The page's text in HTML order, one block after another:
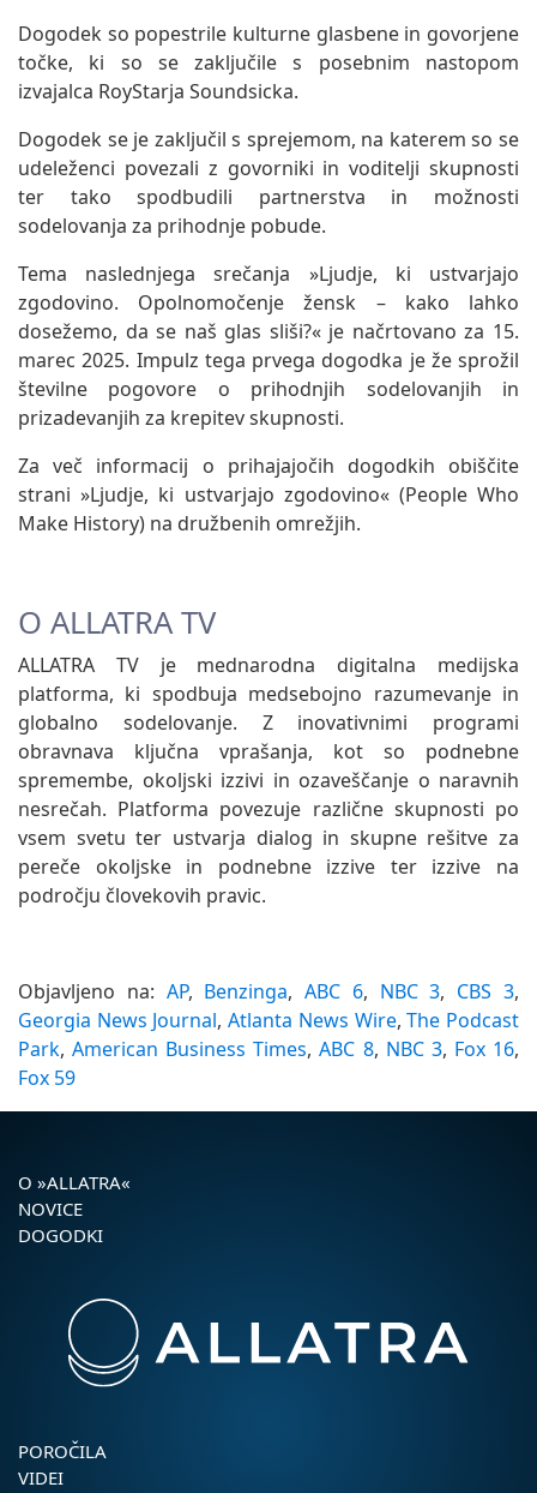
Dogodek so popestrile kulturne glasbene in govorjene
točke, ki so se zaključile s posebnim nastopom
izvajalca RoyStarja Soundsicka.
Dogodek se je zaključil s sprejemom, na katerem so se
udeleženci povezali z govorniki in voditelji skupnosti
ter tako spodbudili partnerstva in možnosti
sodelovanja za prihodnje pobude.
Tema naslednjega srečanja »Ljudje, ki ustvarjajo
zgodovino. Opolnomočenje žensk – kako lahko
dosežemo, da se naš glas sliši?« je načrtovano za 15.
marec 2025. Impulz tega prvega dogodka je že sprožil
številne pogovore o prihodnjih sodelovanjih in
prizadevanjih za krepitev skupnosti.
Za več informacij o prihajajočih dogodkih obiščite
strani »Ljudje, ki ustvarjajo zgodovino« (People Who
Make History) na družbenih omrežjih.
O ALLATRA TV
ALLATRA TV je mednarodna digitalna medijska
platforma, ki spodbuja medsebojno razumevanje in
globalno sodelovanje. Z inovativnimi programi
obravnava ključna vprašanja, kot so podnebne
spremembe, okoljski izzivi in ozaveščanje o naravnih
nesrečah. Platforma povezuje različne skupnosti po
vsem svetu ter ustvarja dialog in skupne rešitve za
pereče okoljske in podnebne izzive ter izzive na
področju človekovih pravic.
Objavljeno na: AP, Benzinga,ABC 6, NBC 3, CBS 3,
Georgia News Journal,Atlanta News Wire,The Podcast
Park,American Business Times,ABC 8, NBC 3, Fox 16,
Fox 59
O »ALLATRA«
NOVICE
DOGODKI
POROČILA
VIDEI